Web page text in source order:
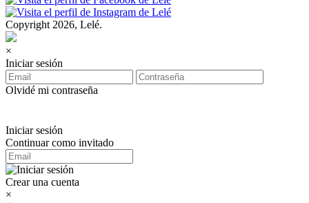
Copyright 2026, Lelé.
×
Iniciar sesión
Olvidé mi contraseña
Iniciar sesión
Continuar como invitado
Crear una cuenta
×